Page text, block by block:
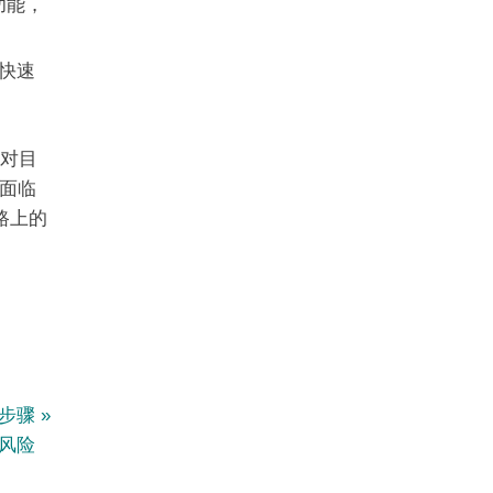
，
速
目
临
上的
骤
险